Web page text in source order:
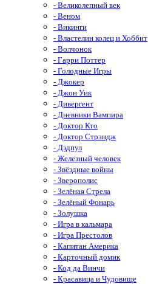
- Великолепный век
- Веном
- Викинги
- Властелин колец и Хоббит
- Волчонок
- Гарри Поттер
- Голодные Игры
- Джокер
- Джон Уик
- Дивергент
- Дневники Вампира
- Доктор Кто
- Доктор Стрэндж
- Дэдпул
- Железный человек
- Звёздные войны
- Зверополис
- Зелёная Стрела
- Зелёный Фонарь
- Золушка
- Игра в кальмара
- Игра Престолов
- Капитан Америка
- Карточный домик
- Код да Винчи
- Красавица и Чудовище